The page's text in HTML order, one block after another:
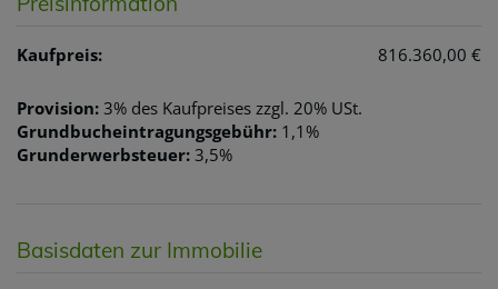
Kaufpreis: 816.360,00 €
Provision: 3% des Kaufpreises zzgl. 20% USt.
Grundbucheintragungsgebühr: 1,1%
Grunderwerbsteuer: 3,5%
Basisdaten zur Immobilie